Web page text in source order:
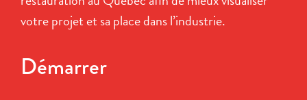
votre projet et sa place dans l’industrie.
Démarrer